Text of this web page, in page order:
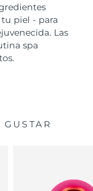
piel - para
Las
spa